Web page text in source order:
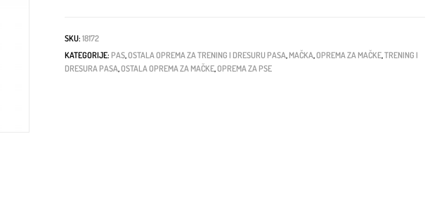
SKU:18172
KATEGORIJE: PAS,OSTALA OPREMA ZA TRENING I DRESURU PASA, MAČKA,OPREMA ZA MAČKE,TRENING I
DRESURA PASA,OSTALA OPREMA ZA MAČKE,OPREMA ZA PSE